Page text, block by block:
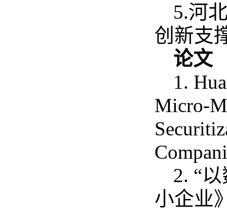
5.河
创新支
论文
1.
Micro-
2. “
小企业